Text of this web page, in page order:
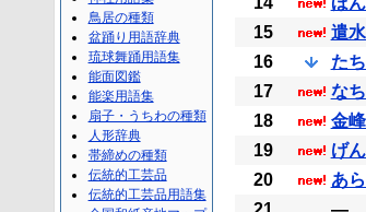
15
遣
16
た
17
な
18
金
19
げ
20
あ
鳥居の種類
盆踊り用語辞典
琉球舞踊用語集
能面図鑑
能楽用語集
扇子・うちわの種類
人形辞典
帯締めの種類
伝統的工芸品
伝統的工芸品用語集